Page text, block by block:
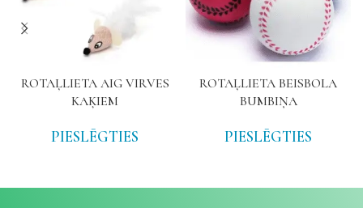
ROTAĻLIETA AIG VIRVES
KAĶIEM
PIESLĒGTIES
ROTAĻLIETA BEISBOLA
BUMBIŅA
PIESLĒGTIES